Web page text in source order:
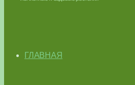
ГЛАВНАЯ